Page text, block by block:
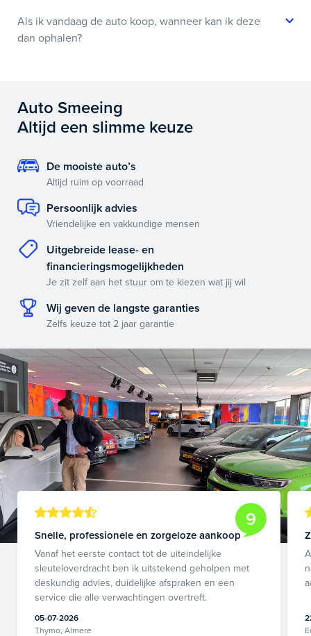
Als ik vandaag de auto koop, wanneer kan ik deze
dan ophalen?
Auto Smeeing
Altijd een slimme keuze
De mooiste auto’s
Altijd ruim op voorraad
Persoonlijk advies
Vriendelijke en vakkundige mensen
Uitgebreide lease- en
financieringsmogelijkheden
Je zit zelf aan het stuur om te kiezen wat jij wil
Wij geven de langste garanties
Zelfs keuze tot 2 jaar garantie
9
Snelle, professionele en zorgeloze aankoop
Vanaf het eerste contact tot de uiteindelijke
sleuteloverdracht ben ik uitstekend geholpen met
deskundig advies, duidelijke afspraken en een
service die alle verwachtingen overtreft.
05-07-2026
Thymo, Almere